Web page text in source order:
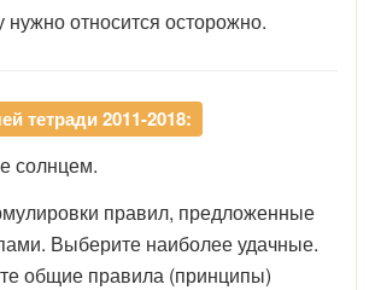
нужно относится осторожно.
тетради 2011-2018:
солнцем.
правил, предложенные
Выберите наиболее удачные.
общие правила (принципы)